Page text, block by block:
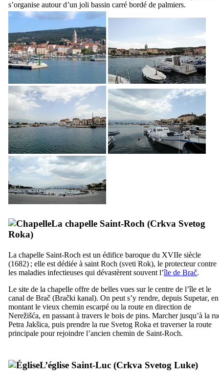
s’organise autour d’un joli bassin carré bordé de palmiers.
La chapelle Saint-Roch (Crkva Svetog
Roka)
La chapelle Saint-Roch est un édifice baroque du XVIIe siècle
(1682) ; elle est dédiée à saint Roch (sveti Rok), le protecteur contre
les maladies infectieuses qui dévastèrent souvent l’île de Brač.
Le site de la chapelle offre de belles vues sur le centre de l’île et le
canal de Brač (Brački kanal). On peut s’y rendre, depuis Supetar, en
montant le vieux chemin escarpé ou la route en direction de
Nerežišća, en passant à travers le bois de pins. Marcher jusqu’à la
Petra Jakšica, puis prendre la rue Svetog Roka et traverser la route
principale pour rejoindre l’ancien chemin de Saint-Roch.
L’église Saint-Luc (Crkva Svetog Luke)